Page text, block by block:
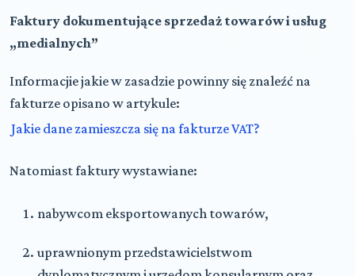
Faktury dokumentujące sprzedaż towarów i usług
„medialnych”
Informacjie jakie w zasadzie powinny się znaleźć na
fakturze opisano w artykule:
Jakie dane zamieszcza się na fakturze VAT?
Natomiast faktury wystawiane:
nabywcom eksportowanych towarów,
uprawnionym przedstawicielstwom